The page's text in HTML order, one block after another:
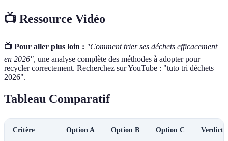
📺 Ressource Vidéo
📺 Pour aller plus loin : "Comment trier ses déchets efficacement
en 2026", une analyse complète des méthodes à adopter pour
recycler correctement. Recherchez sur YouTube : "tuto tri déchets
2026".
Tableau Comparatif
Critère Option A Option B Option C Verdict